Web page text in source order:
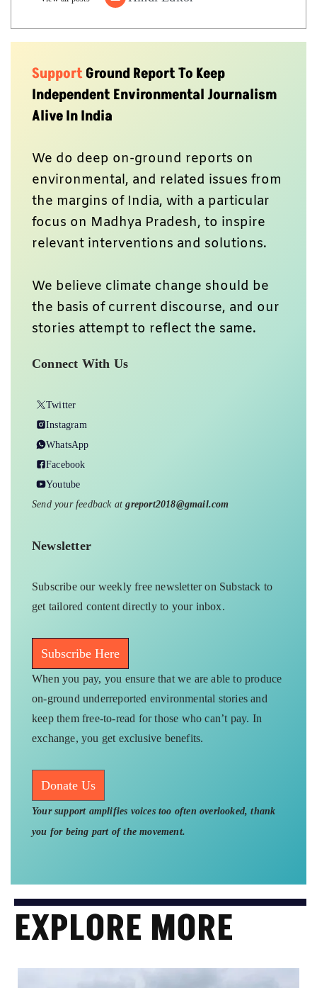
SupportGround Report To Keep
Independent Environmental Journalism
Alive In India
We do deep on-ground reports on
environmental, and related issues from
the margins of India, with a particular
focus on Madhya Pradesh, to inspire
relevant interventions and solutions.
We believe climate change should be
the basis of current discourse, and our
stories attempt to reflect the same.
Connect With Us
Twitter
Instagram
WhatsApp
Facebook
Youtube
Send your feedback atgreport2018@gmail.com
Newsletter
Subscribe our weekly free newsletter on Substack to
get tailored content directly to your inbox.
Subscribe Here
When you pay, you ensure that we are able to produce
on-ground underreported environmental stories and
keep them free-to-read for those who can’t pay. In
exchange, you get exclusive benefits.
Donate Us
Your support amplifies voices too often overlooked, thank
you for being part of the movement.
EXPLORE MORE